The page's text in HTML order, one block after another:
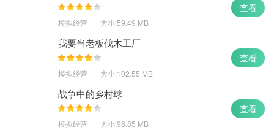
模拟经营 大小:59.49 MB
查看
我要当老板伐木工厂
模拟经营 大小:102.55 MB
查看
战争中的乡村球
模拟经营 大小:96.85 MB
查看